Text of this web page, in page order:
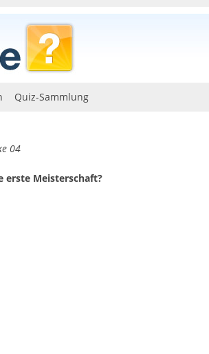
Quiz-Sammlung
04
erste Meisterschaft?